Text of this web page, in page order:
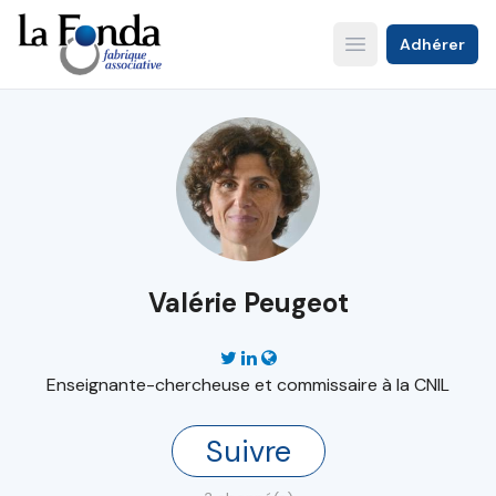
Aller
au
contenu
principal
Open main menu
Adhérer
Valérie Peugeot
Enseignante-chercheuse et commissaire à la CNIL
Suivre